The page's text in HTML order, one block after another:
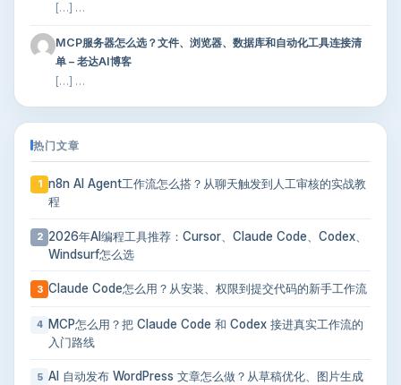
[…] …
MCP服务器怎么选？文件、浏览器、数据库和自动化工具连接清
单 – 老达AI博客
[…] …
热门文章
1
n8n AI Agent工作流怎么搭？从聊天触发到人工审核的实战教
程
2 2026年AI编程工具推荐：Cursor、Claude Code、Codex、
Windsurf怎么选
3 Claude Code怎么用？从安装、权限到提交代码的新手工作流
4
MCP怎么用？把 Claude Code 和 Codex 接进真实工作流的
入门路线
5 AI 自动发布 WordPress 文章怎么做？从草稿优化、图片生成